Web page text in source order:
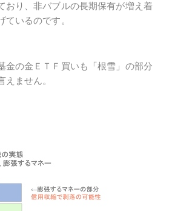
おり、非バブルの長期保有が増え着
いるのです。
金の金ＥＴＦ買いも「根雪」の部分
ません。